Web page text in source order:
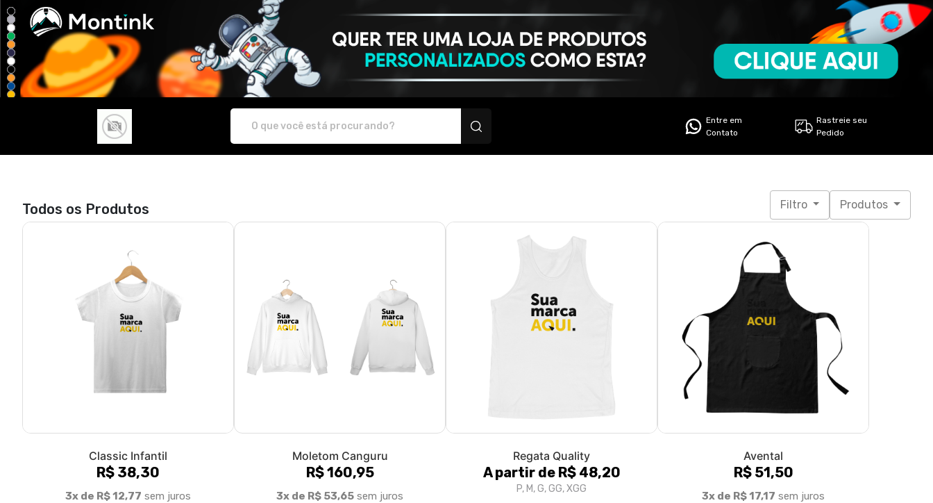
Entre em
Contato
Rastreie seu
Pedido
Todos os Produtos Filtro Produtos
Classic Infantil
R$ 38,30
3x de R$ 12,77 sem juros
Moletom Canguru
R$ 160,95
3x de R$ 53,65 sem juros
Regata Quality
A partir de R$ 48,20
P, M, G, GG, XGG
Avental
R$ 51,50
3x de R$ 17,17 sem juros